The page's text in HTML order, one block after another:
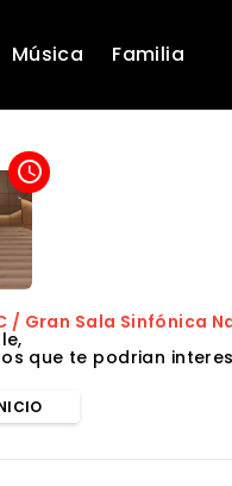
Música Familia
access_time
/ Gran Sala Sinfónica
que te podrian